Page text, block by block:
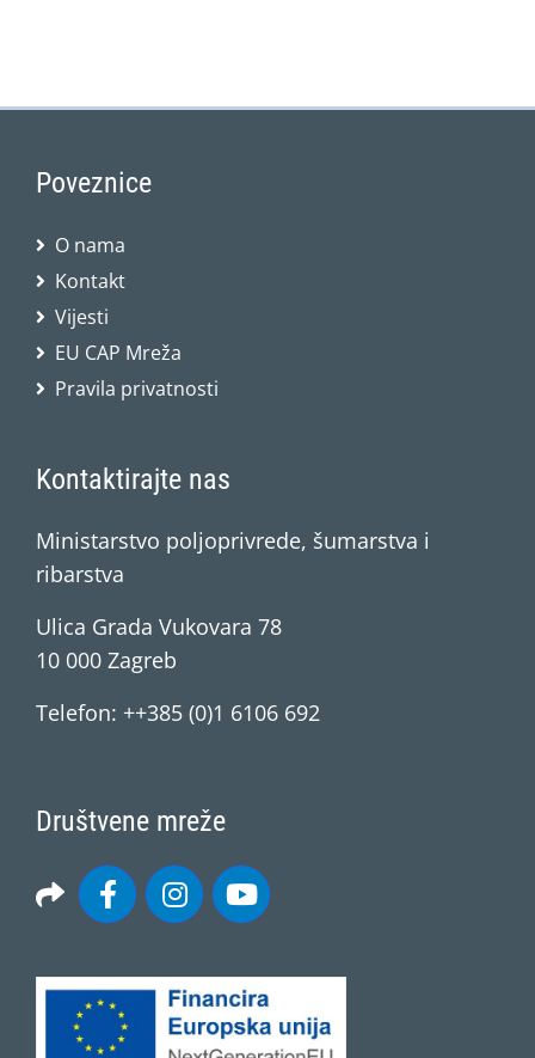
Poveznice
O nama
Kontakt
Vijesti
EU CAP Mreža
Pravila privatnosti
Kontaktirajte nas
Ministarstvo poljoprivrede, šumarstva i
ribarstva
Ulica Grada Vukovara 78
10 000 Zagreb
Telefon: ++385 (0)1 6106 692
Društvene mreže